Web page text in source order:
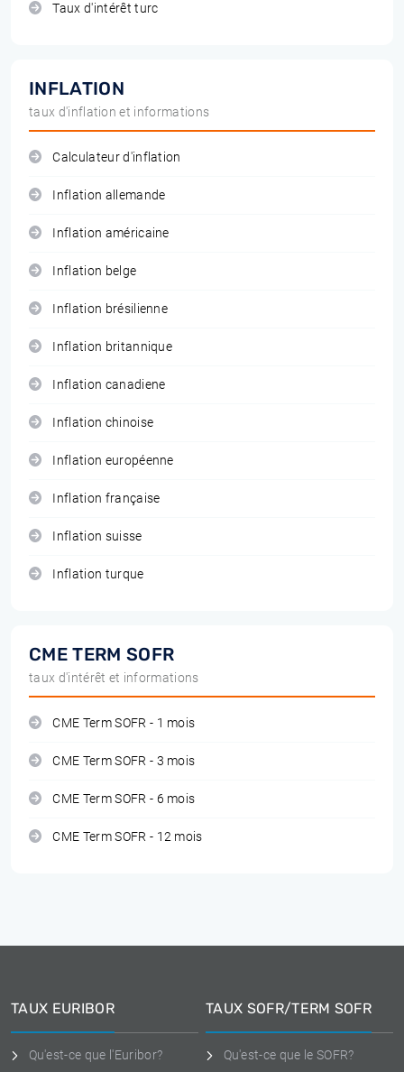
Taux d'intérêt turc
INFLATION
taux d'inflation et informations
Calculateur d'inflation
Inflation allemande
Inflation américaine
Inflation belge
Inflation brésilienne
Inflation britannique
Inflation canadiene
Inflation chinoise
Inflation européenne
Inflation française
Inflation suisse
Inflation turque
CME TERM SOFR
taux d'intérêt et informations
CME Term SOFR - 1 mois
CME Term SOFR - 3 mois
CME Term SOFR - 6 mois
CME Term SOFR - 12 mois
TAUX EURIBOR
Qu'est-ce que l'Euribor?
TAUX SOFR/TERM SOFR
Qu'est-ce que le SOFR?